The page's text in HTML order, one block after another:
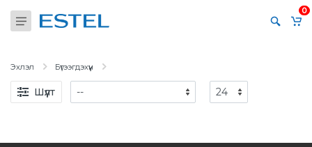
0
Эхлэл Бүтээгдэхүүн
Шүүлт